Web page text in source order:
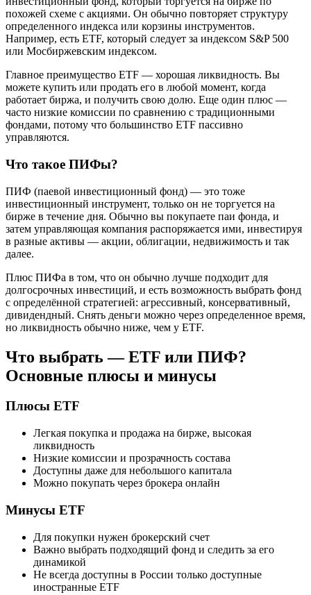
похожей схеме с акциями. Он обычно повторяет структуру
определенного индекса или корзины инструментов.
Например, есть ETF, который следует за индексом S&P 500
или Мосбиржевским индексом.
Главное преимущество ETF — хорошая ликвидность. Вы
можете купить или продать его в любой момент, когда
работает биржа, и получить свою долю. Еще один плюс —
часто низкие комиссии по сравнению с традиционными
фондами, потому что большинство ETF пассивно
управляются.
Что такое ПИФы?
ПИФ (паевой инвестиционный фонд) — это тоже
инвестиционный инструмент, только он не торгуется на
бирже в течение дня. Обычно вы покупаете паи фонда, и
затем управляющая компания распоряжается ими, инвестируя
в разные активы — акции, облигации, недвижимость и так
далее.
Плюс ПИФа в том, что он обычно лучше подходит для
долгосрочных инвестиций, и есть возможность выбрать фонд
с определённой стратегией: агрессивный, консервативный,
дивидендный. Снять деньги можно через определенное время,
но ликвидность обычно ниже, чем у ETF.
Что выбрать — ETF или ПИФ?
Основные плюсы и минусы
Плюсы ETF
Легкая покупка и продажа на бирже, высокая
ликвидность
Низкие комиссии и прозрачность состава
Доступны даже для небольшого капитала
Можно покупать через брокера онлайн
Минусы ETF
Для покупки нужен брокерский счет
Важно выбрать подходящий фонд и следить за его
динамикой
Не всегда доступны в России только доступные
иностранные ETF